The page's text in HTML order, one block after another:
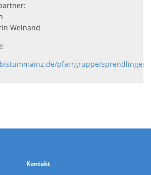
Weinand
pfarrgruppe/sprendlingen/
Kontakt